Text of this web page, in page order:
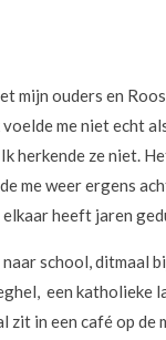
mijn ouders en
me niet echt
herkende ze niet.
me weer ergens
heeft jaren
school, ditmaal
een katholieke
in een café op de